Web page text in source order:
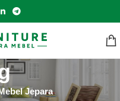
Jepara